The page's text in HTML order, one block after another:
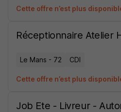
Cette offre n’est plus
Réceptionnaire Atelier
Le Mans - 72 CDI
Cette offre n’est plus
Job Ete - Livreur -